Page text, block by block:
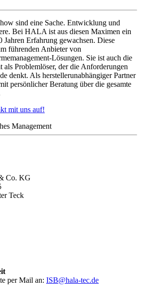
sind eine Sache. Entwicklung und
Bei HALA ist aus diesen Maximen ein
Jahren Erfahrung gewachsen. Diese
führenden Anbieter von
Lösungen. Sie ist auch die
als Problemlöser, der die Anforderungen
denkt. Als herstellerunabhängiger Partner
persönlicher Beratung über die gesamte
mit uns auf!
Co. KG
Teck
per Mail an: ISB@hala-tec.de